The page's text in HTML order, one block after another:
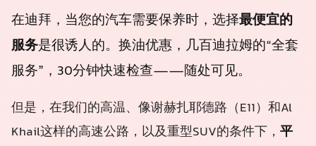
在迪拜，当您的汽车需要保养时，选择最便宜的
服务是很诱人的。换油优惠，几百迪拉姆的“全套
服务”，30分钟快速检查——随处可见。
但是，在我们的高温、像谢赫扎耶德路（E11）和Al
Khail这样的高速公路，以及重型SUV的条件下， 平